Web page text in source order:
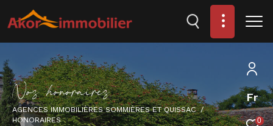
Fr
0
Nos honoraires
AGENCES IMMOBILIÈRES SOMMIÈRES ET QUISSAC
HONORAIRES